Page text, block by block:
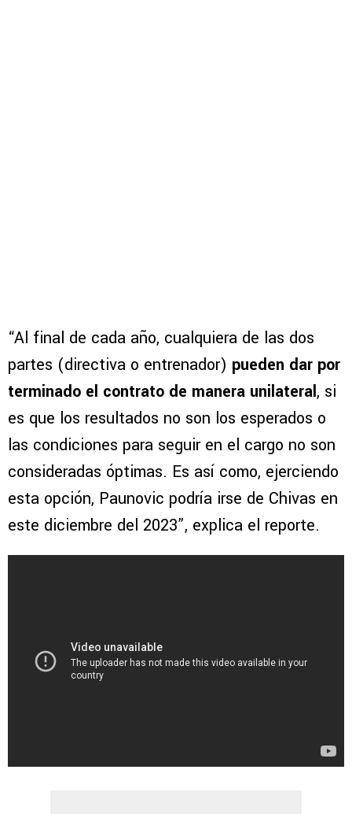
“Al final de cada año, cualquiera de las dos
partes (directiva o entrenador) pueden dar por
terminado el contrato de manera unilateral, si
es que los resultados no son los esperados o
las condiciones para seguir en el cargo no son
consideradas óptimas. Es así como, ejerciendo
esta opción, Paunovic podría irse de Chivas en
este diciembre del 2023”, explica el reporte.